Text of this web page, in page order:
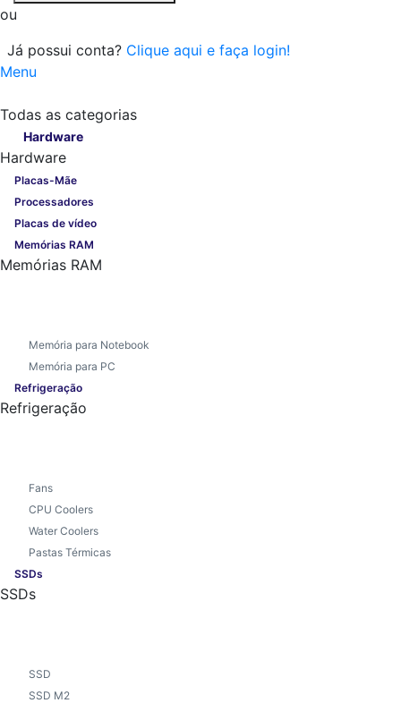
ou
Já possui conta? Clique aqui e faça login!
Menu
Todas as categorias
Hardware
Hardware
Placas-Mãe
Processadores
Placas de vídeo
Memórias RAM
Memórias RAM
Memória para Notebook
Memória para PC
Refrigeração
Refrigeração
Fans
CPU Coolers
Water Coolers
Pastas Térmicas
SSDs
SSDs
SSD
SSD M2